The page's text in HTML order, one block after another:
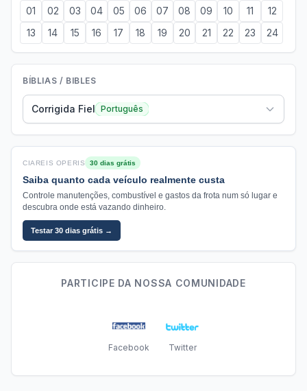
01 02 03 04 05 06 07 08 09 10 11
12
13
14 15 16 17 18 19 20 21 22 23 24
BÍBLIAS / BIBLES
Corrigida Fiel Português
CIAREIS OPERIS 30 dias grátis
Saiba quanto cada veículo realmente custa
Controle manutenções, combustível e gastos da frota num só lugar e
descubra onde está vazando dinheiro.
Testar 30 dias grátis →
PARTICIPE DA NOSSA COMUNIDADE
Facebook Twitter